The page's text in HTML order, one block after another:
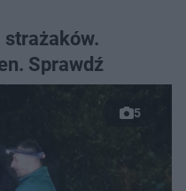
Sprawdź
5